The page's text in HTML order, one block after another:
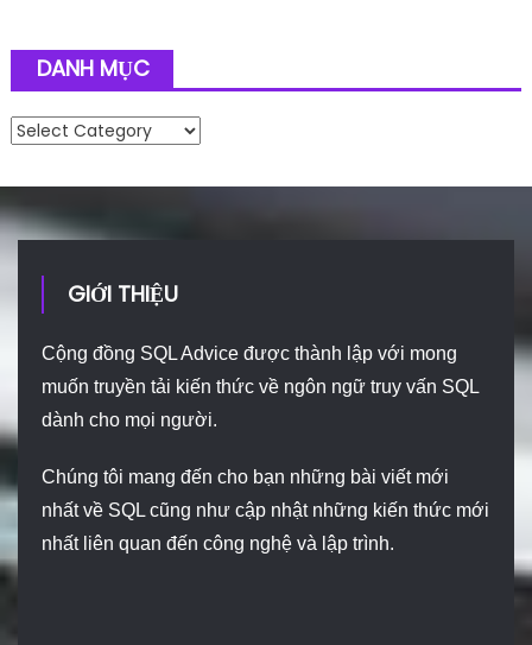
DANH MỤC
Danh mục
GIỚI THIỆU
Cộng đồng SQL Advice được thành lập với mong
muốn truyền tải kiến thức về ngôn ngữ truy vấn SQL
dành cho mọi người.
Chúng tôi mang đến cho bạn những bài viết mới
nhất về SQL cũng như cập nhật những kiến thức mới
nhất liên quan đến công nghệ và lập trình.